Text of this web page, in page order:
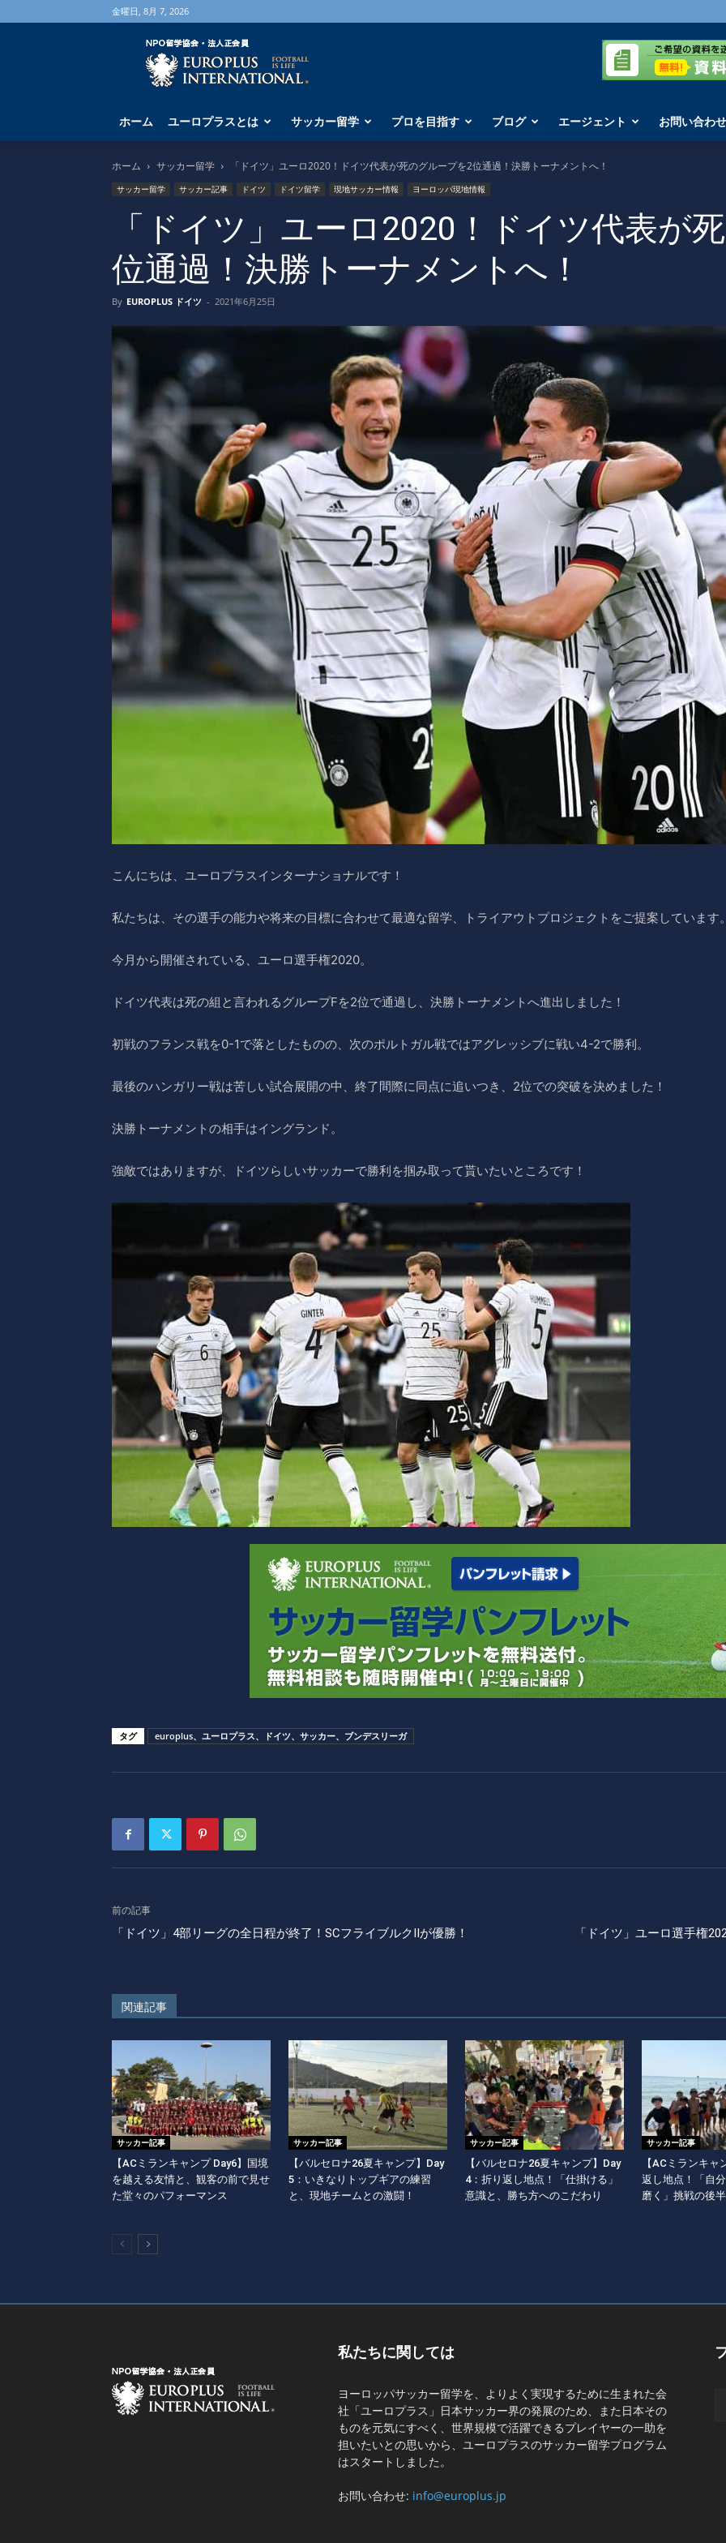
金曜日, 8月 7, 2026
海
外
サ
ー
学
な
ら
ユ
ー
プ
ラ
ス
ホーム ユーロプラスとは サッカー留学 プロを目指す ブログ エージェント お問い合わせ
ホーム サッカー留学 「ドイツ」ユーロ2020！ドイツ代表が死のグループを2位通過！決勝トーナメントへ！
サッカー留学 サッカー記事 ドイツ ドイツ留学 現地サッカー情報 ヨーロッパ現地情報
「ドイツ」ユーロ2020！ドイツ代表が
位通過！決勝トーナメントへ！
By EUROPLUS ドイツ - 2021年6月25日
こんにちは、ユーロプラスインターナショナルです！
私たちは、その選手の能力や将来の目標に合わせて最適な留学、トライアウトプロジェクトをご提案しています
今月から開催されている、ユーロ選手権2020。
ドイツ代表は死の組と言われるグループFを2位で通過し、決勝トーナメントへ進出しました！
初戦のフランス戦を0-1で落としたものの、次のポルトガル戦ではアグレッシブに戦い4-2で勝利。
最後のハンガリー戦は苦しい試合展開の中、終了間際に同点に追いつき、2位での突破を決めました！
決勝トーナメントの相手はイングランド。
強敵ではありますが、ドイツらしいサッカーで勝利を掴み取って貰いたいところです！
タグ europlus、ユーロプラス、ドイツ、サッカー、ブンデスリーガ
前の記事
「ドイツ」4部リーグの全日程が終了！SCフライブルクⅡが優勝！ 「ドイツ」ユーロ選手権
関連記事
サッカー記事
【ACミランキャンプ Day6】国境
を越える友情と、観客の前で見せ
た堂々のパフォーマンス
サッカー記事
【バルセロナ26夏キャンプ】Day
5：いきなりトップギアの練習
と、現地チームとの激闘！
サッカー記事
【バルセロナ26夏キャンプ】Day
4：折り返し地点！「仕掛ける」
意識と、勝ち方へのこだわり
サッカー記事
【ACミランキャ
返し地点！「自
磨く」挑戦の後
私たちに関しては
ヨーロッパサッカー留学を、よりよく実現するために生まれた会
社「ユーロプラス」日本サッカー界の発展のため、また日本その
ものを元気にすべく、世界規模で活躍できるプレイヤーの一助を
担いたいとの思いから、ユーロプラスのサッカー留学プログラム
はスタートしました。
お問い合わせ: info@europlus.jp